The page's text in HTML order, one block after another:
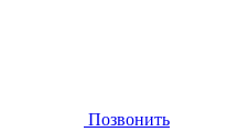
Позвонить